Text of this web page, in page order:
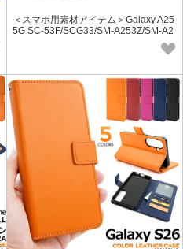
＜スマホ用素材アイテム＞Galaxy A25
5G SC-53F/SCG33/SM-A253Z/SM-A2